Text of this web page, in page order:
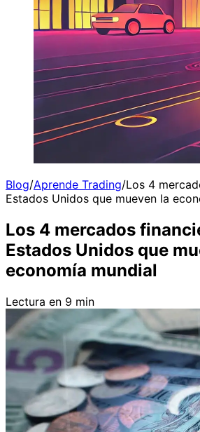
Blog/Aprende Trading/Los 4
Estados Unidos que mueven la
Los 4 mercados
Estados Unidos que
economía mundial
Lectura en 9 min